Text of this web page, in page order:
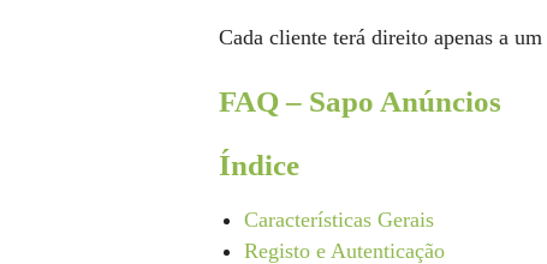
Cada cliente terá direito apenas a um
FAQ – Sapo Anúncios
Índice
Características Gerais
Registo e Autenticação